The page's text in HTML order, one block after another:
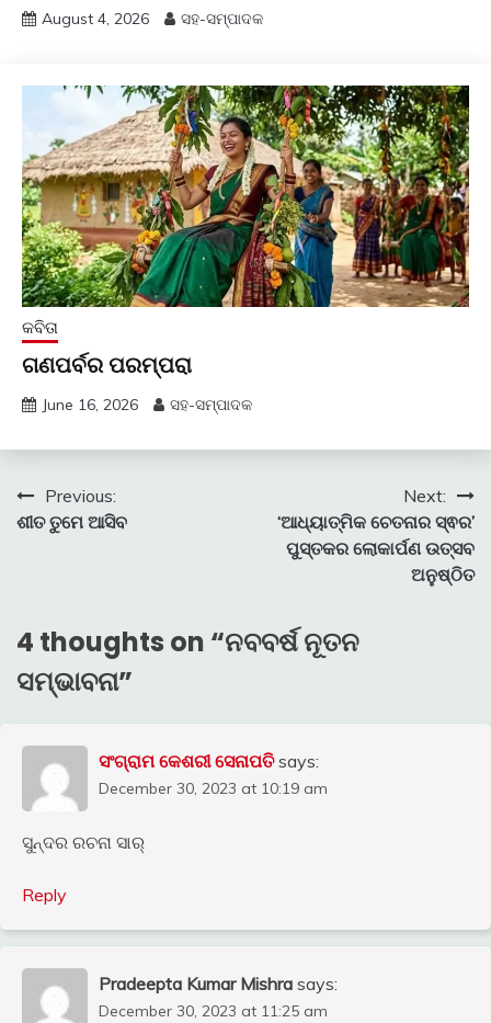
August 4, 2026 ସହ-ସମ୍ପାଦକ
କବିତା
ଗଣପର୍ବର ପରମ୍ପରା
June 16, 2026 ସହ-ସମ୍ପାଦକ
Post
navigation
Previous:
ଶୀତ ତୁମେ ଆସିବ
Next:
‘ଆଧ୍ୟାତ୍ମିକ ଚେତନାର ସ୍ଵର’
ପୁସ୍ତକର ଲୋକାର୍ପଣ ଉତ୍ସବ
ଅନୁଷ୍ଠିତ
4 thoughts on “ନବବର୍ଷ ନୂତନ
ସମ୍ଭାବନା”
ସଂଗ୍ରାମ କେଶରୀ ସେନାପତି says:
December 30, 2023 at 10:19 am
ସୁନ୍ଦର ରଚନା ସାର୍
Reply
Pradeepta Kumar Mishra says:
December 30, 2023 at 11:25 am